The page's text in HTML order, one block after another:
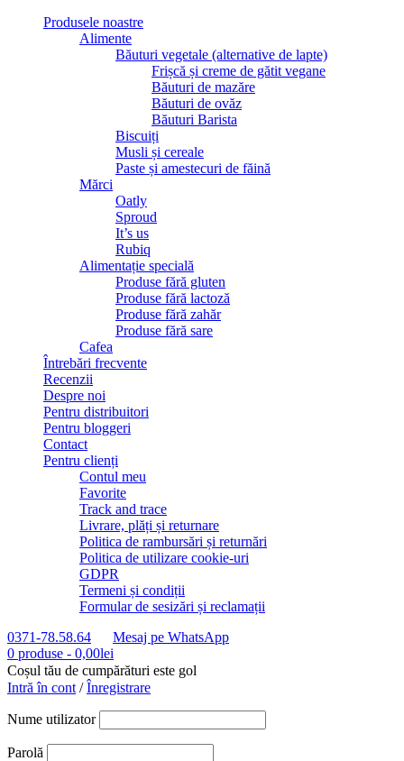
Produsele noastre
Alimente
Băuturi vegetale (alternative de lapte)
Frișcă și creme de gătit vegane
Băuturi de mazăre
Băuturi de ovăz
Băuturi Barista
Biscuiți
Musli și cereale
Paste și amestecuri de făină
Mărci
Oatly
Sproud
It’s us
Rubiq
Alimentație specială
Produse fără gluten
Produse fără lactoză
Produse fără zahăr
Produse fără sare
Cafea
Întrebări frecvente
Recenzii
Despre noi
Pentru distribuitori
Pentru bloggeri
Contact
Pentru clienți
Contul meu
Favorite
Track and trace
Livrare, plăți și returnare
Politica de rambursări și returnări
Politica de utilizare cookie-uri
GDPR
Termeni și condiții
Formular de sesizări și reclamații
0371-78.58.64
Mesaj pe WhatsApp
0 produse - 0,00lei
Coșul tău de cumpărături este gol
Intră în cont /Înregistrare
Nume utilizator
Parolă